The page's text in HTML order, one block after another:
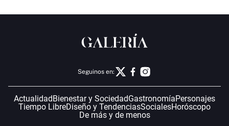
Seguinos en:
ActualidadBienestar y SociedadGastronomíaPersonajes
Tiempo LibreDiseño y TendenciasSocialesHoróscopo
De más y de menos